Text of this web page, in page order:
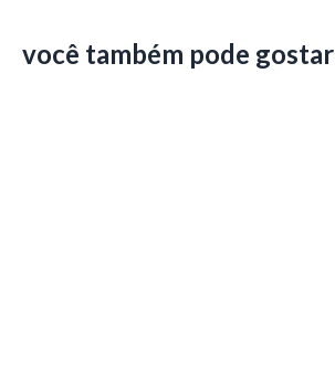
você também pode gostar